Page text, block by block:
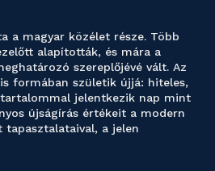
a magyar közélet része. Több
alapították, és mára a
szereplőjévé vált. Az
formában születik újjá: hiteles,
jelentkezik nap mint
újságírás értékeit a modern
a jelen